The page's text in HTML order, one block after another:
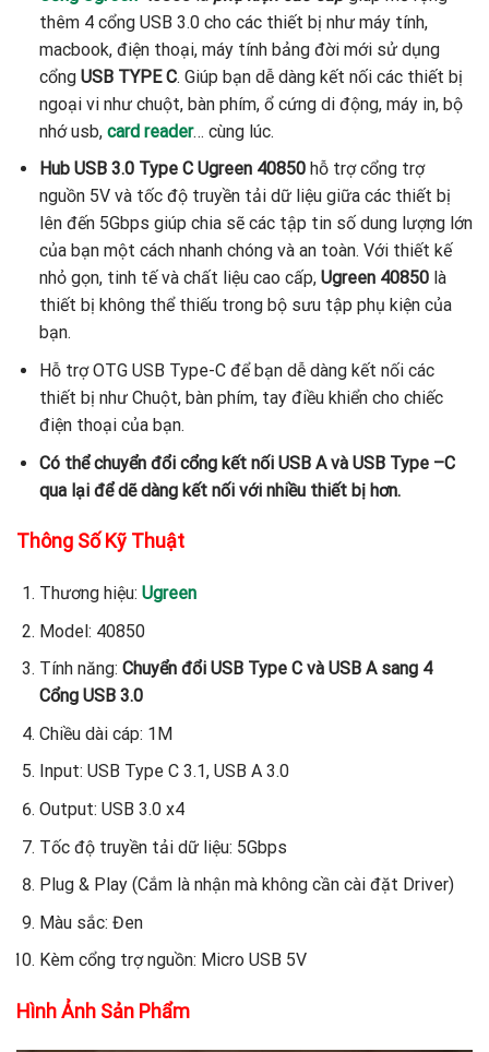
thêm 4 cổng USB 3.0 cho các thiết bị như máy tính,
macbook, điện thoại, máy tính bảng đời mới sử dụng
cổng USB TYPE C. Giúp bạn dễ dàng kết nối các thiết bị
ngoại vi như chuột, bàn phím, ổ cứng di động, máy in, bộ
nhớ usb, card reader… cùng lúc.
Hub USB 3.0 Type C Ugreen 40850hỗ trợ cổng trợ
nguồn 5V và tốc độ truyền tải dữ liệu giữa các thiết bị
lên đến 5Gbps giúp chia sẽ các tập tin số dung lượng lớn
của bạn một cách nhanh chóng và an toàn. Với thiết kế
nhỏ gọn, tinh tế và chất liệu cao cấp, Ugreen 40850là
thiết bị không thể thiếu trong bộ sưu tập phụ kiện của
bạn.
Hỗ trợ OTG USB Type-C để bạn dễ dàng kết nối các
thiết bị như Chuột, bàn phím, tay điều khiển cho chiếc
điện thoại của bạn.
Có thể chuyển đổi cổng kết nối USB A và USB Type –C
qua lại để dẽ dàng kết nối với nhiều thiết bị hơn.
Thông Số Kỹ Thuật
Thương hiệu: Ugreen
Model: 40850
Tính năng: Chuyển đổi USB Type C và USB A sang 4
Cổng USB 3.0
Chiều dài cáp: 1M
Input: USB Type C 3.1, USB A 3.0
Output: USB 3.0 x4
Tốc độ truyền tải dữ liệu: 5Gbps
Plug & Play (Cắm là nhận mà không cần cài đặt Driver)
Màu sắc: Đen
Kèm cổng trợ nguồn: Micro USB 5V
Hình Ảnh Sản Phẩm